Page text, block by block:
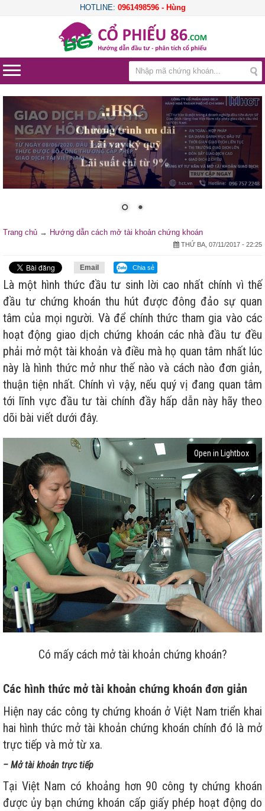
HOTLINE: 0961498596 - Hùng
Trang chủ → Hướng dẫn cách mở tài khoản chứng khoán
THỨ BA, 07/11/2017 - 22:25
Email Chia sẻ
Là một hình thức đầu tư sinh lời cao nhất chính vì thế
đầu tư chứng khoán thu hút được đông đảo sự quan
tâm của mọi người. Và để chính thức tham gia vào các
hoạt động giao dịch chứng khoán các nhà đầu tư đều
phải mở một tài khoản và điều mà họ quan tâm nhất lúc
này là hình thức mở như thế nào và cách nào đơn giản,
thuận tiện nhất. Chính vì vậy, nếu quý vị đang quan tâm
tới lĩnh vực đầu tư tài chính đầy hấp dẫn này hãy theo
dõi bài viết dưới đây.
Open in Lightbox
Có mấy cách mở tài khoản chứng khoán?
Các hình thức mở tài khoản chứng khoán đơn giản
Hiện nay các công ty chứng khoán ở Việt Nam triển khai
hai hình thức mở tài khoản chứng khoán chính đó là mở
trực tiếp và mở từ xa.
– Mở tài khoản trực tiếp
Tại Việt Nam có khoảng hơn 90 công ty chứng khoán
được ủy bạn chứng khoán cấp giấy phép hoạt động do